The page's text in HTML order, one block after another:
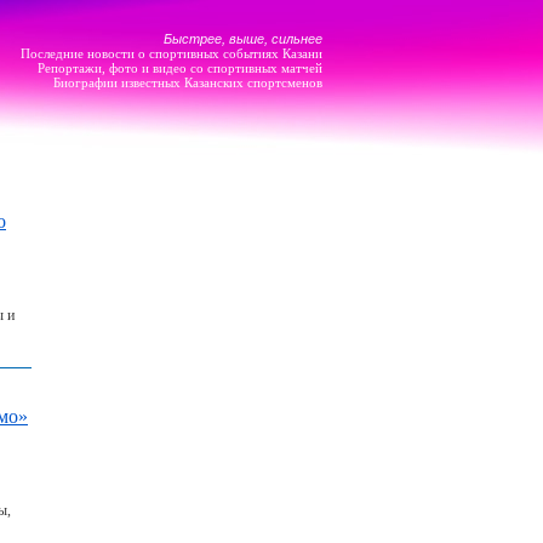
Быстрее, выше, сильнее
Последние новости о спортивных событиях Казани
Репортажи, фото и видео со спортивных матчей
Биографии известных Казанских спортсменов
и